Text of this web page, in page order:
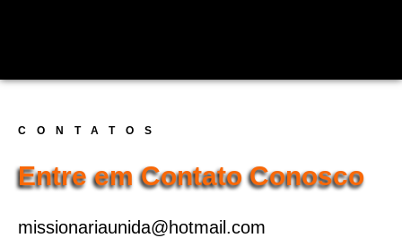
CONTATOS
Entre em Contato Conosco
missionariaunida@hotmail.com